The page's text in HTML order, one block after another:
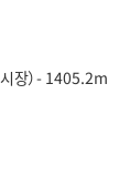
장）- 1405.2m